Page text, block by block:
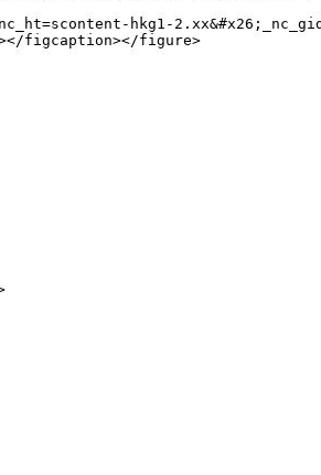
hkg1-
figcaption></figure>